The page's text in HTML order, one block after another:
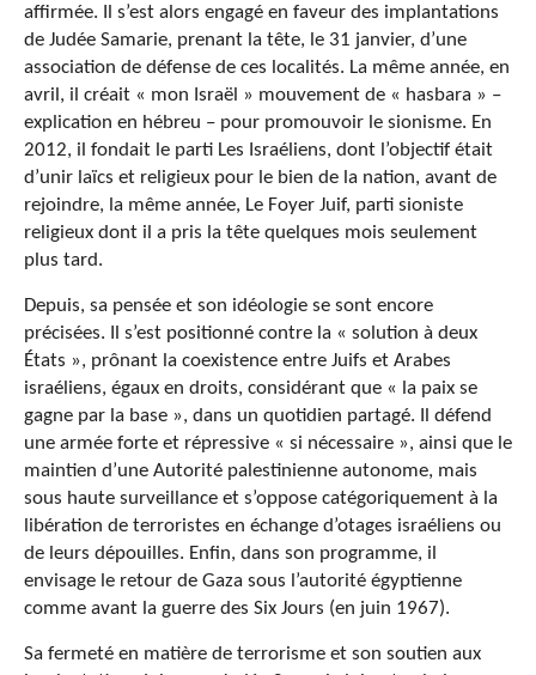
affirmée. Il s’est alors engagé en faveur des implantations
de Judée Samarie, prenant la tête, le 31 janvier, d’une
association de défense de ces localités. La même année, en
avril, il créait « mon Israël » mouvement de « hasbara » –
explication en hébreu – pour promouvoir le sionisme. En
2012, il fondait le parti Les Israéliens, dont l’objectif était
d’unir laïcs et religieux pour le bien de la nation, avant de
rejoindre, la même année, Le Foyer Juif, parti sioniste
religieux dont il a pris la tête quelques mois seulement
plus tard.
Depuis, sa pensée et son idéologie se sont encore
précisées. Il s’est positionné contre la « solution à deux
États », prônant la coexistence entre Juifs et Arabes
israéliens, égaux en droits, considérant que « la paix se
gagne par la base », dans un quotidien partagé. Il défend
une armée forte et répressive « si nécessaire », ainsi que le
maintien d’une Autorité palestinienne autonome, mais
sous haute surveillance et s’oppose catégoriquement à la
libération de terroristes en échange d’otages israéliens ou
de leurs dépouilles. Enfin, dans son programme, il
envisage le retour de Gaza sous l’autorité égyptienne
comme avant la guerre des Six Jours (en juin 1967).
Sa fermeté en matière de terrorisme et son soutien aux